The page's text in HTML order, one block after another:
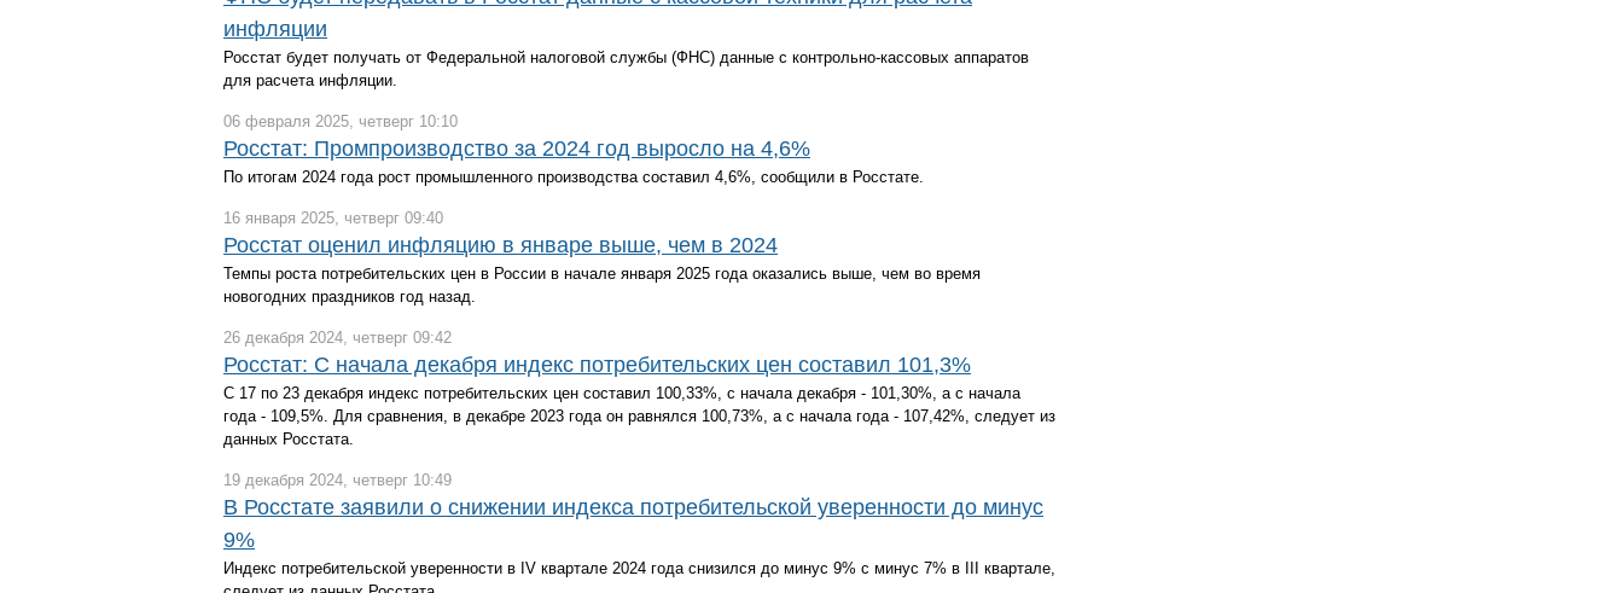
инфляции
Росстат будет получать от Федеральной налоговой службы (ФНС) данные с контрольно-кассовых аппаратов
для расчета инфляции.
06 февраля 2025, четверг 10:10
Росстат: Промпроизводство за 2024 год выросло на 4,6%
По итогам 2024 года рост промышленного производства составил 4,6%, сообщили в Росстате.
16 января 2025, четверг 09:40
Росстат оценил инфляцию в январе выше, чем в 2024
Темпы роста потребительских цен в России в начале января 2025 года оказались выше, чем во время
новогодних праздников год назад.
26 декабря 2024, четверг 09:42
Росстат: С начала декабря индекс потребительских цен составил 101,3%
С 17 по 23 декабря индекс потребительских цен составил 100,33%, с начала декабря - 101,30%, а с начала
года - 109,5%. Для сравнения, в декабре 2023 года он равнялся 100,73%, а с начала года - 107,42%, следует из
данных Росстата.
19 декабря 2024, четверг 10:49
В Росстате заявили о снижении индекса потребительской уверенности до минус
9%
Индекс потребительской уверенности в IV квартале 2024 года снизился до минус 9% c минус 7% в III квартале,